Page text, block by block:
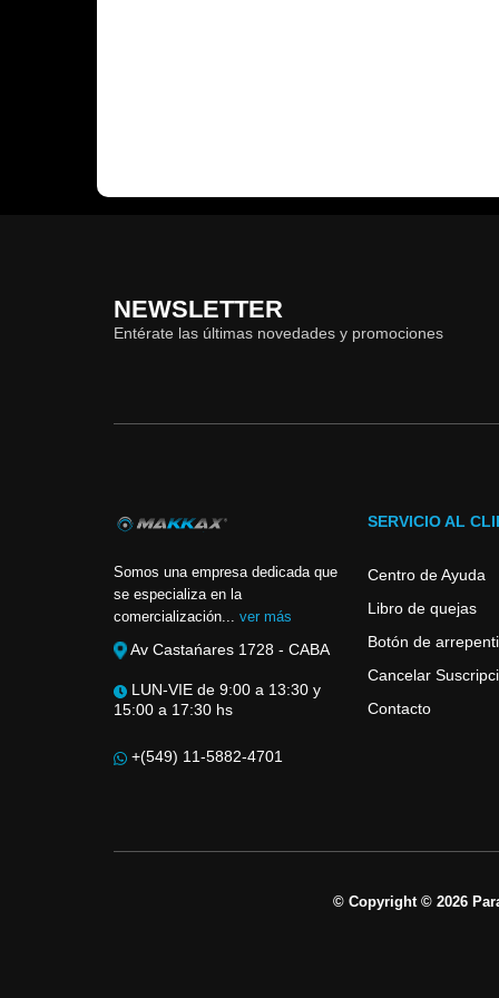
NEWSLETTER
Entérate las últimas novedades y promociones
Somos una empresa dedicada que
se especializa en la
comercialización... ver más
Av Castańares 1728 - CABA
LUN-VIE de 9:00 a 13:30 y
15:00 a 17:30 hs
+(549) 11-5882-4701
SERVICIO AL
Centro de Ayuda
Libro de quejas
Botón de
Cancelar
Contacto
© Copyright © 2026